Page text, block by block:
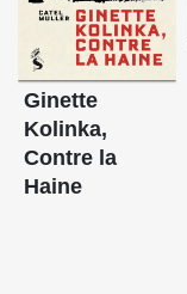
Ginette
Kolinka,
Contre la
Haine